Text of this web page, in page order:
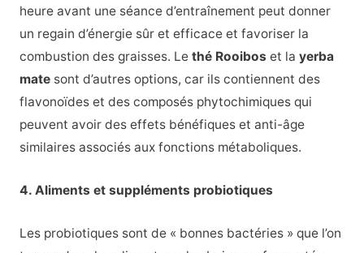
heure avant une séance d’entraînement peut donner
un regain d’énergie sûr et efficace et favoriser la
combustion des graisses. Le thé Rooibos et la yerba
matesont d’autres options, car ils contiennent des
flavonoïdes et des composés phytochimiques qui
peuvent avoir des effets bénéfiques et anti-âge
similaires associés aux fonctions métaboliques.
4. Aliments et suppléments probiotiques
Les probiotiques sont de « bonnes bactéries » que l’on